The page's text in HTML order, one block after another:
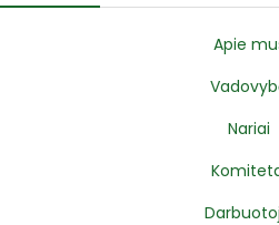
Apie
Nariai